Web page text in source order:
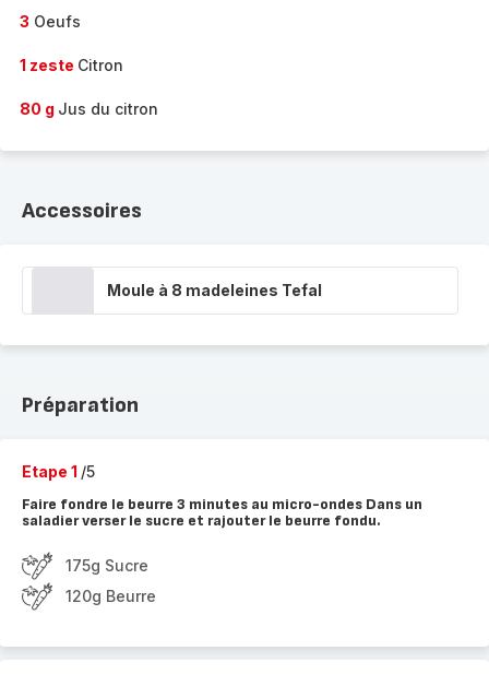
3 Oeufs
1 zeste Citron
80 g Jus du citron
Accessoires
Moule à 8 madeleines Tefal
Préparation
Etape 1 /5
Faire fondre le beurre 3 minutes au micro-ondes Dans un
saladier verser le sucre et rajouter le beurre fondu.
175g Sucre
120g Beurre